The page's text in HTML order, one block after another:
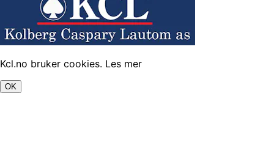
Kcl.no bruker cookies. Les mer
OK